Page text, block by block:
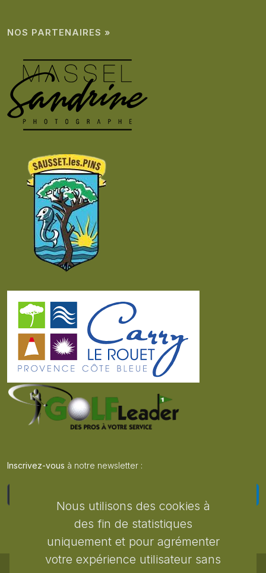
Nous utilisons des cookies à
des fin de statistiques
uniquement et pour agrémenter
votre expérience utilisateur sans
NOS PARTENAIRES »
Inscrivez-vous à notre newsletter :